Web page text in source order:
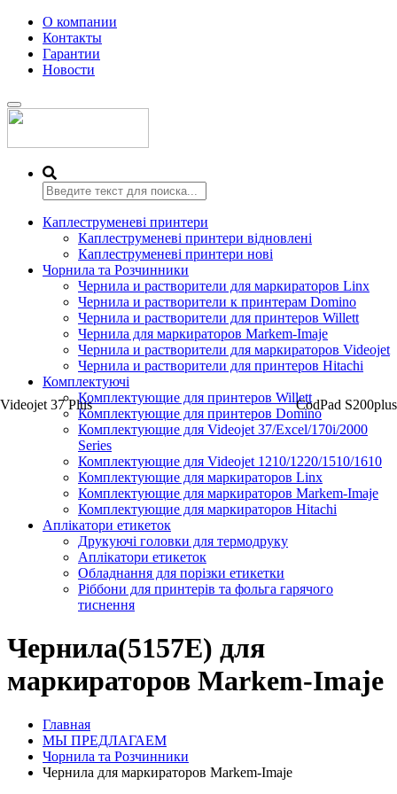
О компании
Контакты
Гарантии
Новости
Переключить
навигацию
Каплеструменеві принтери
Каплеструменеві принтери відновлені
Каплеструменеві принтери нові
Чорнила та Розчинники
Чернила и растворители для маркираторов Linx
Чернила и растворители к принтерам Domino
Чернила и растворители для принтеров Willett
Чернила для маркираторов Markem-Imaje
Чернила и растворители для маркираторов Videojet
Чернила и растворители для принтеров Hitachi
Комплектуючі
Комплектующие для принтеров Willett
Комплектующие для принтеров Domino
Комплектующие для Videojet 37/Excel/170i/2000
Series
Комплектующие для Videojet 1210/1220/1510/1610
Комплектующие для маркираторов Linx
Комплектующие для маркираторов Markem-Imaje
Комплектующие для маркираторов Hitachi
Аплікатори етикеток
Друкуючі головки для термодруку
Аплікатори етикеток
Обладнання для порізки етикетки
Ріббони для принтерів та фольга гарячого
тиснення
Чернила(5157E) для
маркираторов Markem-Imaje
Главная
МЫ ПРЕДЛАГАЕМ
Чорнила та Розчинники
Чернила для маркираторов Markem-Imaje
Videojet 37 Plus CodPad S200plus